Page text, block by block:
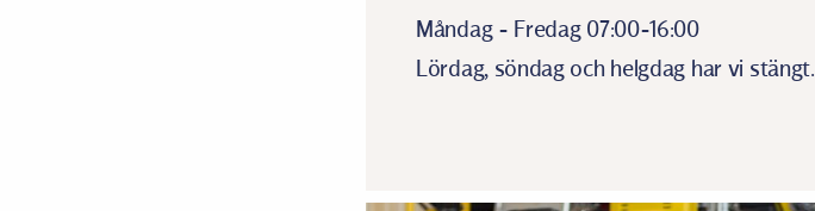
Måndag - Fredag 07:00-16:00
Lördag, söndag och helgdag har vi stängt.